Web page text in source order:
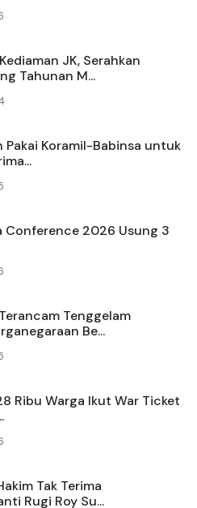
JK, Serahkan
Tahunan M...
Pakai Koramil-Babinsa untuk
Conference 2026 Usung 3
Tenggelam
Be...
Ribu Warga Ikut War Ticket
Tak Terima
Rugi Roy Su...